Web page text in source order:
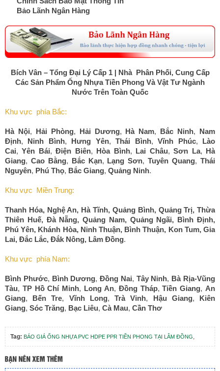
Bảo Lãnh Ngân Hàng
Bích Vân – Tổng Đại Lý Cấp 1 | Nhà Phân Phối, Cung Cấp
Các Sản Phẩm Ống Nhựa Tiền Phong Và Vật Tư Ngành
Nước Trên Toàn Quốc
Khu vực phía Bắc:
Hà Nội, Hải Phòng, Hải Dương, Hà Nam, Bắc Ninh, Nam
Định, Ninh Bình, Hưng Yên,Thái Bình,Vĩnh Phúc, Lào
Cai,Yên Bái,Điện Biên, Hòa Bình, Lai Châu,Sơn La, Hà
Giang, Cao Bằng, Bắc Kạn, Lạng Sơn,Tuyên Quang,Thái
Nguyên, Phú Thọ, Bắc Giang, Quảng Ninh.
Khu vực Miền Trung:
Thanh Hóa, Nghệ An, Hà Tĩnh, Quảng Bình, Quảng Trị,Thừa
Thiên Huế, Đà Nẵng,Quảng Nam, Quảng Ngãi, Bình Định,
Phú Yên, Khánh Hòa, Ninh Thuận, Bình Thuận, Kon Tum,Gia
Lai, Đắc Lắc, Đắk Nông, Lâm Đồng.
Khu vực phía Nam:
Bình Phước, Bình Dương,Đồng Nai, Tây Ninh, Bà Rịa-Vũng
Tàu, TP Hồ Chí Minh, Long An, Đồng Tháp,Tiền Giang, An
Giang, Bến Tre, Vĩnh Long,Trà Vinh, Hậu Giang, Kiên
Giang, Sóc Trăng, Bạc Liêu, Cà Mau, Cần Thơ
Tag: BÁO GIÁ ỐNG NHỰA PVC HDPE PPR TIỀN PHONG TẠI LÂM ĐỒNG,